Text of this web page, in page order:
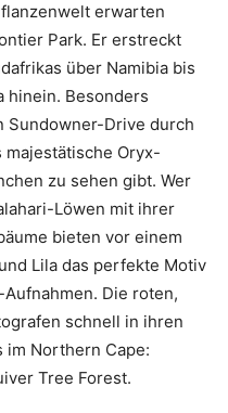
erwarten
Park. Er erstreckt
über Namibia bis
hinein. Besonders
Sundowner-Drive durch
majestätische Oryx-
zu sehen gibt. Wer
Löwen mit ihrer
bieten vor einem
Lila das perfekte Motiv
Die roten,
schnell in ihren
im Northern Cape:
Tree Forest.